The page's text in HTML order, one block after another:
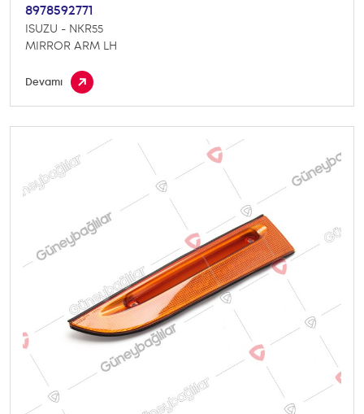
8978592771
ISUZU - NKR55
MIRROR ARM LH
Devamı